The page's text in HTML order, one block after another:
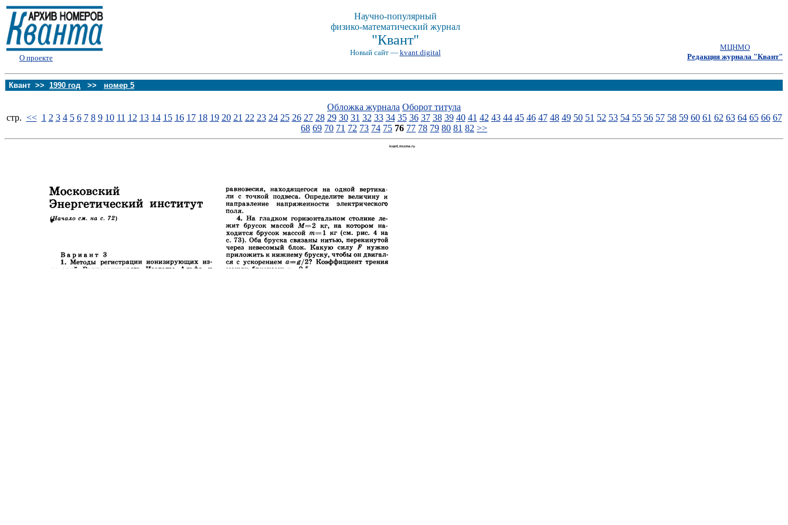
О проекте
Научно-популярный
физико-математический журнал
"Квант"
Новый сайт — kvant.digital
МЦНМО
Редакция журнала "Квант"
Квант >> 1990 год >> номер 5
Обложка журнала Оборот титула
стp. << 1 2 3 4 5 6 7 8 9 10 11 12 13 14 15 16 17 18 19 20 21 22 23 24 25 26 27 28 29 30 31 32 33 34 35 36 37 38 39 40 41 42 43 44 45 46 47 48 49 50 51 52 53 54 55 56 57 58 59 60 61 62 63 64 65 66 67
68 69 70 71 72 73 74 75 76 77 78 79 80 81 82 >>